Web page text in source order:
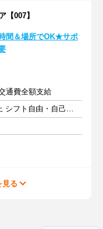
007】
間＆場所でOK★サポ
通費全額支給
週1日以上 1日2時間以上 シフト自由・自己申告
見る